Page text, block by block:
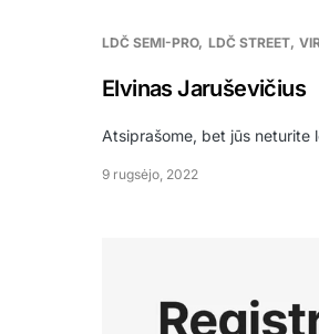
LDČ SEMI-PRO LDČ STREET
Elvinas Jaruševičius
Atsiprašome, bet jūs neturite
9 rugsėjo, 2022